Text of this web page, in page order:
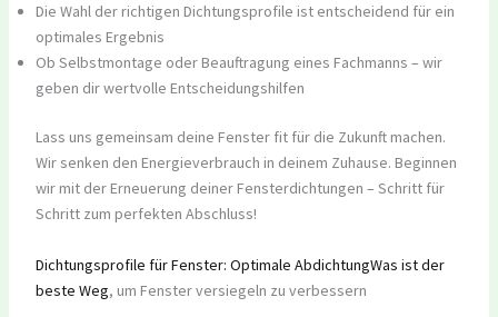
Die Wahl der richtigen Dichtungsprofile ist entscheidend für ein
optimales Ergebnis
Ob Selbstmontage oder Beauftragung eines Fachmanns – wir
geben dir wertvolle Entscheidungshilfen
Lass uns gemeinsam deine Fenster fit für die Zukunft machen.
Wir senken den Energieverbrauch in deinem Zuhause. Beginnen
wir mit der Erneuerung deiner Fensterdichtungen – Schritt für
Schritt zum perfekten Abschluss!
Dichtungsprofile für Fenster: Optimale AbdichtungWas ist der
beste Weg, um Fenster versiegeln zu verbessern